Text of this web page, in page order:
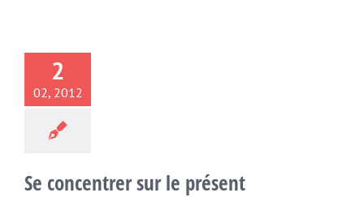
2
02, 2012
Se concentrer sur le présent